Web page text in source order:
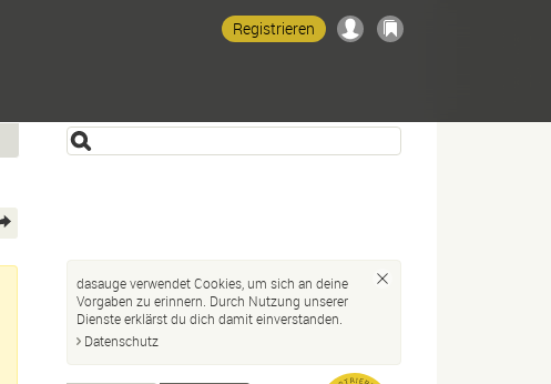
Registrieren
dasauge verwendet Cookies, um sich an deine
Vorgaben zu erinnern. Durch Nutzung unserer
Dienste erklärst du dich damit einverstanden.
Datenschutz